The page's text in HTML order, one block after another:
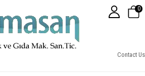
Contact Us
0
Vosco VSC-35C Küp Buz Makinesi